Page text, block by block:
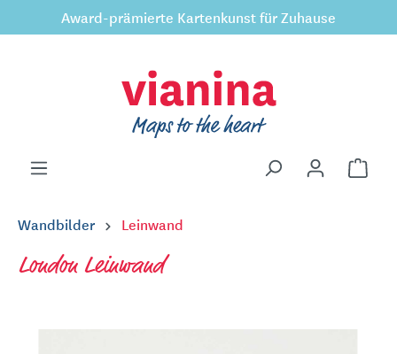
springen
Award-prämierte Kartenkunst für Zuhause
Wandbilder Leinwand
London Leinwand